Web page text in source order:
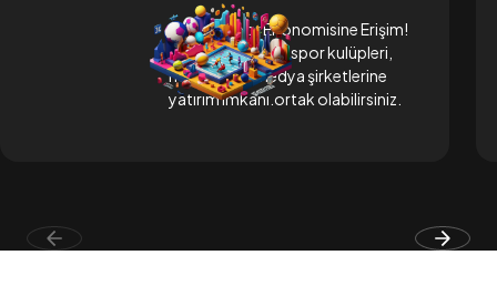
Küresel Spor Ekonomisine Erişim!
Dünya genelinde spor kulüpleri,
markalar ve medya şirketlerine
yatırım imkanı.ortak olabilirsiniz.